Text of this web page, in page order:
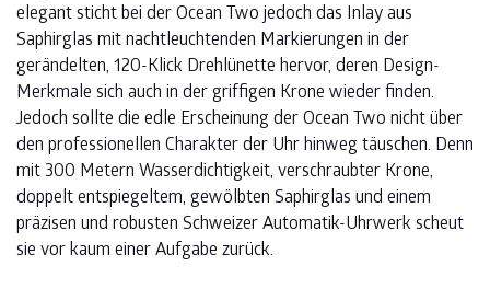
elegant sticht bei der Ocean Two jedoch das Inlay aus
Saphirglas mit nachtleuchtenden Markierungen in der
gerändelten, 120-Klick Drehlünette hervor, deren Design-
Merkmale sich auch in der griffigen Krone wieder finden.
Jedoch sollte die edle Erscheinung der Ocean Two nicht über
den professionellen Charakter der Uhr hinweg täuschen. Denn
mit 300 Metern Wasserdichtigkeit, verschraubter Krone,
doppelt entspiegeltem, gewölbten Saphirglas und einem
präzisen und robusten Schweizer Automatik-Uhrwerk scheut
sie vor kaum einer Aufgabe zurück.